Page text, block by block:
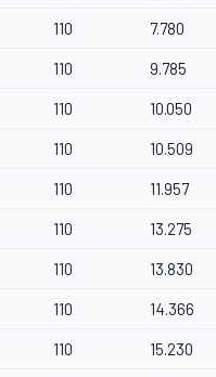
110 7.780
110 9.785
110 10.050
110 10.509
110 11.957
110 13.275
110 13.830
110 14.366
110 15.230